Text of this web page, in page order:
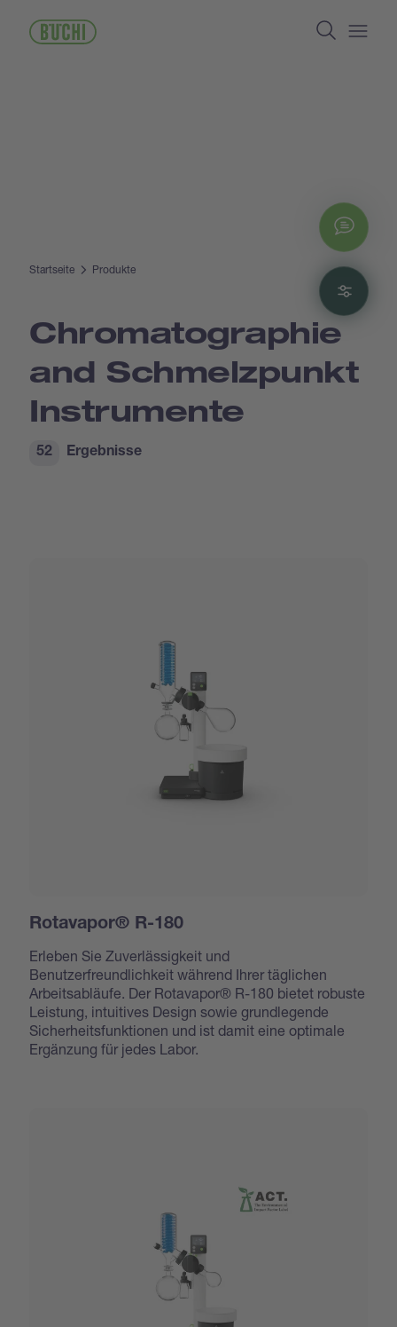
Inhalt
Search
Startseite Produkte
Chromatographie
and Schmelzpunkt
Instrumente
Ergebnisse
52
Rotavapor® R-180
Erleben Sie Zuverlässigkeit und
Benutzerfreundlichkeit während Ihrer täglichen
Arbeitsabläufe. Der Rotavapor® R-180 bietet robuste
Leistung, intuitives Design sowie grundlegende
Sicherheitsfunktionen und ist damit eine optimale
Ergänzung für jedes Labor.